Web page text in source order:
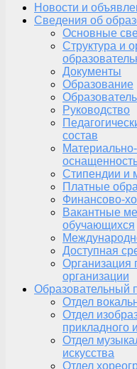
Новости и
Сведения об
Основные
Структура и
Документы
Образование
Руководство
состав
Стипендии и
Платные
Финансово-
Вакантные
обучающихся
Доступная
Организация
организации
Образовательный
Отдел
Отдел
прикладного
Отдел
искусства
Отдел